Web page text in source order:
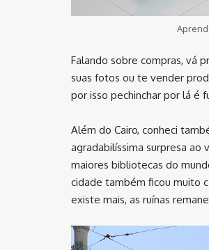
Falando sobre compras, vá
suas fotos ou te vender
por isso pechinchar por lá é
Além do Cairo, conheci
agradabilíssima surpresa ao
maiores bibliotecas do
cidade também ficou muito
existe mais, as ruínas